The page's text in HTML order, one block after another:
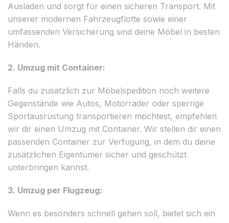
Ausladen und sorgt für einen sicheren Transport. Mit
unserer modernen Fahrzeugflotte sowie einer
umfassenden Versicherung sind deine Möbel in besten
Händen.
2. Umzug mit Container:
Falls du zusätzlich zur Möbelspedition noch weitere
Gegenstände wie Autos, Motorräder oder sperrige
Sportausrüstung transportieren möchtest, empfehlen
wir dir einen Umzug mit Container. Wir stellen dir einen
passenden Container zur Verfügung, in dem du deine
zusätzlichen Eigentümer sicher und geschützt
unterbringen kannst.
3. Umzug per Flugzeug:
Wenn es besonders schnell gehen soll, bietet sich ein